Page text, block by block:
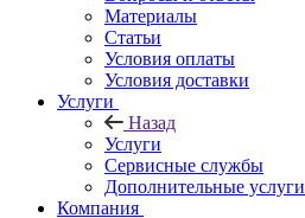
Материалы
Статьи
Условия оплаты
Условия доставки
Услуги
Назад
Услуги
Сервисные службы
Дополнительные услуги
Компания